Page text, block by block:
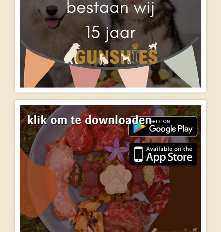
klik om te downloaden